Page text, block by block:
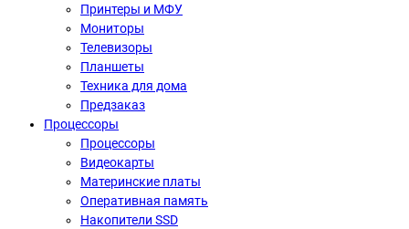
Принтеры и МФУ
Мониторы
Телевизоры
Планшеты
Техника для дома
Предзаказ
Процессоры
Процессоры
Видеокарты
Материнские платы
Оперативная память
Накопители SSD